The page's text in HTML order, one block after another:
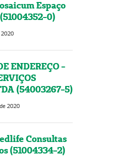
Espaço
0)
2020
ENDEREÇO -
(54003267-5)
2020
Consultas
(51004334-2)